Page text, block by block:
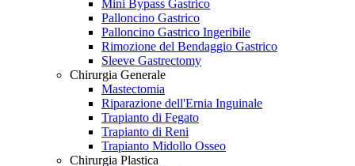
Mini Bypass Gastrico
Palloncino Gastrico
Palloncino Gastrico Ingeribile
Rimozione del Bendaggio Gastrico
Sleeve Gastrectomy
Chirurgia Generale
Mastectomia
Riparazione dell'Ernia Inguinale
Trapianto di Fegato
Trapianto di Reni
Trapianto Midollo Osseo
Chirurgia Plastica